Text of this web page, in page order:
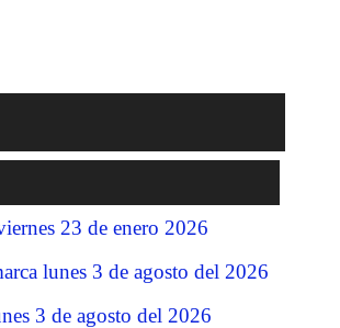
23 de enero 2026
lunes 3 de agosto del 2026
3 de agosto del 2026